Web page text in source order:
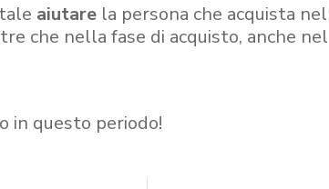
aiutare la persona che acquista
che nella fase di acquisto, anche
in questo periodo!